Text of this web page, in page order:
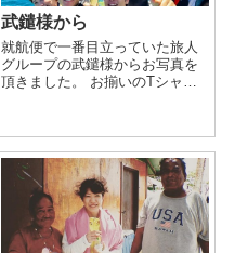
武鑓様から
就航便で一番目立っていた旅人
グループの武鑓様からお写真を
頂きました。 お揃いのTシャツ
たちでした！ 皆さんともて気さ
くで一緒にとても楽しい時間を
過ごさせ...